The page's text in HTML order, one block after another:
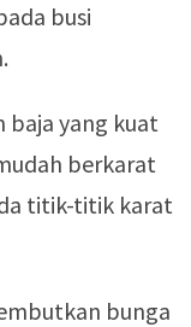
busi
baja yang kuat
berkarat
titik-titik karat
bunga